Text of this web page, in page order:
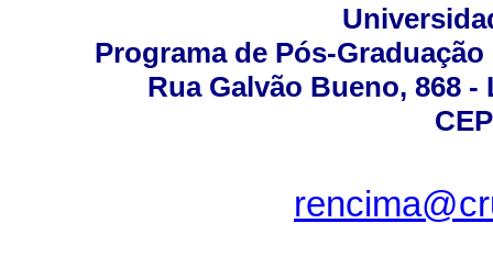
Programa de Pós-
Rua Galvão Bueno, 868